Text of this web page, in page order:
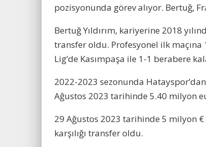
pozisyonunda görev alıyor. Bertuğ,
Bertuğ Yıldırım, kariyerine 2018
transfer oldu. Profesyonel ilk maçına
Lig’de Kasımpaşa ile 1-1 berabere
2022-2023 sezonunda
Ağustos 2023 tarihinde 5.40 milyon
29 Ağustos 2023 tarihinde 5 milyon
karşılığı transfer oldu.